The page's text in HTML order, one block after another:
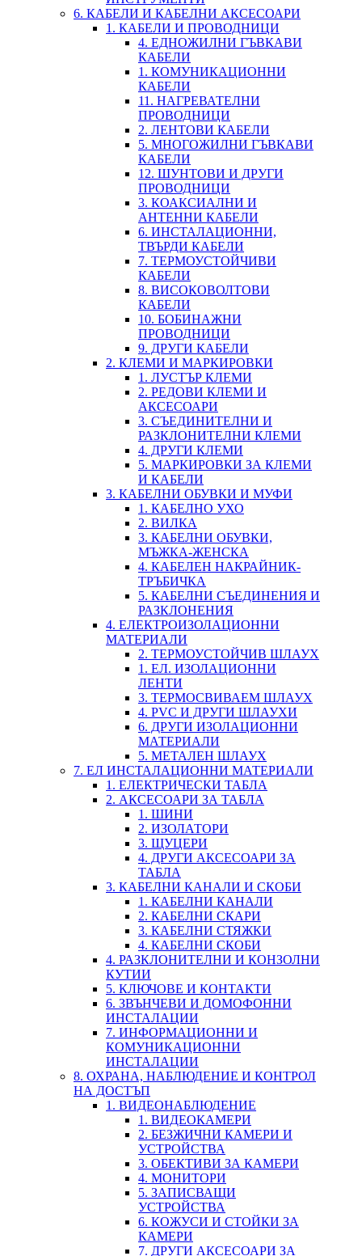
6. КАБЕЛИ И КАБЕЛНИ АКСЕСОАРИ
1. КАБЕЛИ И ПРОВОДНИЦИ
4. ЕДНОЖИЛНИ ГЪВКАВИ
КАБЕЛИ
1. КОМУНИКАЦИОННИ
КАБЕЛИ
11. НАГРЕВАТЕЛНИ
ПРОВОДНИЦИ
2. ЛЕНТОВИ КАБЕЛИ
5. МНОГОЖИЛНИ ГЪВКАВИ
КАБЕЛИ
12. ШУНТОВИ И ДРУГИ
ПРОВОДНИЦИ
3. КОАКСИАЛНИ И
АНТЕННИ КАБЕЛИ
6. ИНСТАЛАЦИОННИ,
ТВЪРДИ КАБЕЛИ
7. ТЕРМОУСТОЙЧИВИ
КАБЕЛИ
8. ВИСОКОВОЛТОВИ
КАБЕЛИ
10. БОБИНАЖНИ
ПРОВОДНИЦИ
9. ДРУГИ КАБЕЛИ
2. КЛЕМИ И МАРКИРОВКИ
1. ЛУСТЪР КЛЕМИ
2. РЕДОВИ КЛЕМИ И
АКСЕСОАРИ
3. СЪЕДИНИТЕЛНИ И
РАЗКЛОНИТЕЛНИ КЛЕМИ
4. ДРУГИ КЛЕМИ
5. МАРКИРОВКИ ЗА КЛЕМИ
И КАБЕЛИ
3. КАБЕЛНИ ОБУВКИ И МУФИ
1. КАБЕЛНО УХО
2. ВИЛКА
3. КАБЕЛНИ ОБУВКИ,
МЪЖКА-ЖЕНСКА
4. КАБЕЛЕН НАКРАЙНИК-
ТРЪБИЧКА
5. КАБЕЛНИ СЪЕДИНЕНИЯ И
РАЗКЛОНЕНИЯ
4. ЕЛЕКТРОИЗОЛАЦИОННИ
МАТЕРИАЛИ
2. ТЕРМОУСТОЙЧИВ ШЛАУХ
1. ЕЛ. ИЗОЛАЦИОННИ
ЛЕНТИ
3. ТЕРМОСВИВАЕМ ШЛАУХ
4. PVC И ДРУГИ ШЛАУХИ
6. ДРУГИ ИЗОЛАЦИОННИ
МАТЕРИАЛИ
5. МЕТАЛЕН ШЛАУХ
7. ЕЛ ИНСТАЛАЦИОННИ МАТЕРИАЛИ
1. ЕЛЕКТРИЧЕСКИ ТАБЛА
2. АКСЕСОАРИ ЗА ТАБЛА
1. ШИНИ
2. ИЗОЛАТОРИ
3. ЩУЦЕРИ
4. ДРУГИ АКСЕСОАРИ ЗА
ТАБЛА
3. КАБЕЛНИ КАНАЛИ И СКОБИ
1. КАБЕЛНИ КАНАЛИ
2. КАБЕЛНИ СКАРИ
3. КАБЕЛНИ СТЯЖКИ
4. КАБЕЛНИ СКОБИ
4. РАЗКЛОНИТЕЛНИ И КОНЗОЛНИ
КУТИИ
5. КЛЮЧОВЕ И КОНТАКТИ
6. ЗВЪНЧЕВИ И ДОМОФОННИ
ИНСТАЛАЦИИ
7. ИНФОРМАЦИОННИ И
КОМУНИКАЦИОННИ
ИНСТАЛАЦИИ
8. ОХРАНА, НАБЛЮДЕНИЕ И КОНТРОЛ
НА ДОСТЪП
1. ВИДЕОНАБЛЮДЕНИЕ
1. ВИДЕОКАМЕРИ
2. БЕЗЖИЧНИ КАМЕРИ И
УСТРОЙСТВА
3. ОБЕКТИВИ ЗА КАМЕРИ
4. МОНИТОРИ
5. ЗАПИСВАЩИ
УСТРОЙСТВА
6. КОЖУСИ И СТОЙКИ ЗА
КАМЕРИ
7. ДРУГИ АКСЕСОАРИ ЗА